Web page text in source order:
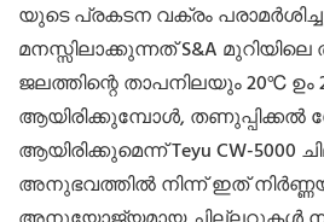
യുടെ പ്രകടന വക്രം
മനസ്സിലാക്കുന്നത് S&A
ജലത്തിന്റെ താപനിലയും 20℃ ഉം
ആയിരിക്കുമ്പോൾ, തണുപ്പിക്കൽ
ആയിരിക്കുമെന്ന് Teyu CW-5000
അനുഭവത്തിൽ നിന്ന് ഇത്